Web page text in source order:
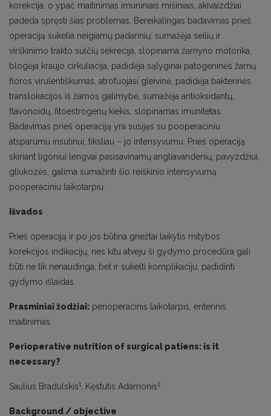
korekcija, o ypač maitinimas imuniniais mišiniais, akivaizdžiai
padeda spręsti šias problemas. Bereikalingas badavimas prieš
operaciją sukelia neigiamų padarinių: sumažėja seilių ir
virškinimo trakto sulčių sekrecija, slopinama žarnyno motorika,
blogėja kraujo cirkuliacija, padidėja sąlyginai patogeninės žarnų
floros virulentiškumas, atrofuojasi gleivinė, padidėja bakterinės
translokacijos iš žarnos galimybė, sumažėja antioksidantų,
flavonoidų, fitoestrogenų kiekis, slopinamas imunitetas.
Badavimas prieš operaciją yra susijęs su pooperaciniu
atsparumu insulinui, tiksliau – jo intensyvumu. Prieš operaciją
skiriant ligoniui lengvai pasisavinamų angliavandenių, pavyzdžiui,
gliukozės, galima sumažinti šio reiškinio intensyvumą
pooperaciniu laikotarpiu.
Išvados
Prieš operaciją ir po jos būtina griežtai laikytis mitybos
korekcijos indikacijų, nes kitu atveju ši gydymo procedūra gali
būti ne tik nenaudinga, bet ir sukelti komplikaciju, padidinti
gydymo išlaidas.
Prasminiai žodžiai: perioperacinis laikotarpis, enterinis
maitinimas.
Perioperative nutrition of surgical patiens: is it
necessary?
Saulius Bradulskis1 , Kęstutis Adamonis2
Background / objective